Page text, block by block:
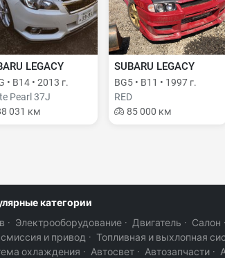
LEGACY
• B14 • 2013 г.
Pearl 37J
031 км
SUBARU LEGACY
BG5 • B11 • 1997 г.
RED
85 000 км
категории
· Электрооборудование · Двигатель · Салон ·
и привод · Топливная и выхлопная
охлаждения · Автосвет · Автозапчасти ·